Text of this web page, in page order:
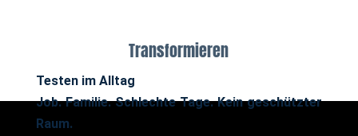
Transformieren
Testen im Alltag
Job. Familie. Schlechte Tage. Kein geschützter
Raum.